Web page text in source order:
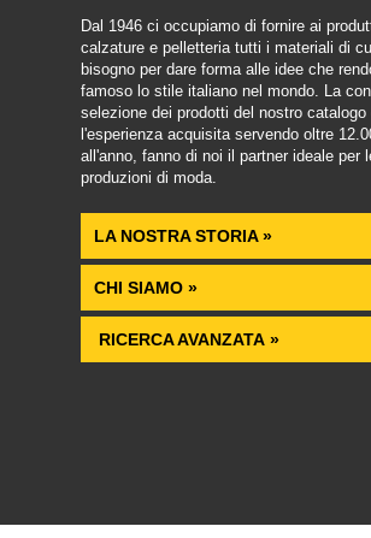
Dal 1946 ci occupiamo di fornire ai
calzature e pelletteria tutti i materiali di
bisogno per dare forma alle idee che
famoso lo stile italiano nel mondo. La
selezione dei prodotti del nostro catalogo
l'esperienza acquisita servendo oltre
all'anno, fanno di noi il partner ideale per
produzioni di moda.
LA NOSTRA STORIA »
CHI SIAMO »
RICERCA AVANZATA »